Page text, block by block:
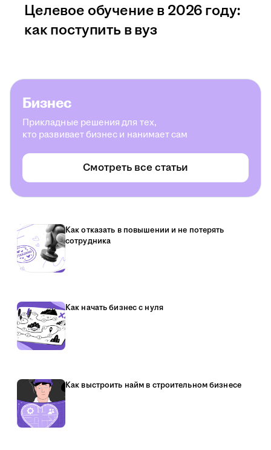
Целевое обучение в 2026 году:
как поступить в вуз
Бизнес
Прикладные решения для тех,
кто развивает бизнес и нанимает сам
Смотреть все статьи
Как отказать в повышении и не потерять
сотрудника
Как начать бизнес с нуля
Как выстроить найм в строительном бизнесе